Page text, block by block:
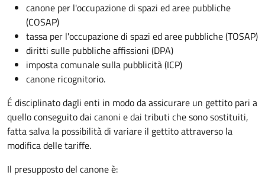
canone per l'occupazione di spazi ed aree pubbliche
(COSAP)
tassa per l'occupazione di spazi ed aree pubbliche (TOSAP)
diritti sulle pubbliche affissioni (DPA)
imposta comunale sulla pubblicità (ICP)
canone ricognitorio.
É disciplinato dagli enti in modo da assicurare un gettito pari a
quello conseguito dai canoni e dai tributi che sono sostituiti,
fatta salva la possibilità di variare il gettito attraverso la
modifica delle tariffe.
Il presupposto del canone è: